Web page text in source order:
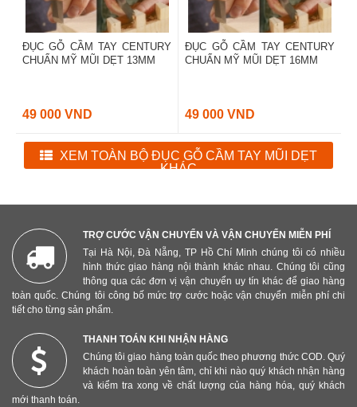
ĐỤC GỖ CẦM TAY CENTURY
CHUẨN MỸ MŨI DẸT 13MM
49 000 VND
ĐỤC GỖ CẦM TAY CENTURY
CHUẨN MỸ MŨI DẸT 16MM
49 000 VND
XEM TOÀN BỘ ĐỤC GỖ CẦM TAY MŨI DẸT
KHÁC
TRỢ CƯỚC VẬN CHUYỂN VÀ VẬN CHUYỂN MIỄN PHÍ
Tại Hà Nội, Đà Nẵng, TP Hồ Chí Minh chúng tôi có nhiều
hình thức giao hàng nội thành khác nhau. Chúng tôi cũng
thông qua các đơn vị vận chuyển uy tín khác để giao hàng
toàn quốc. Chúng tôi công bố mức trợ cước hoặc vận chuyển miễn phí chi
tiết cho từng sản phẩm.
THANH TOÁN KHI NHẬN HÀNG
Chúng tôi giao hàng toàn quốc theo phương thức COD. Quý
khách hoàn toàn yên tâm, chỉ khi nào quý khách nhận hàng
và kiểm tra xong về chất lượng của hàng hóa, quý khách
mới thanh toán.